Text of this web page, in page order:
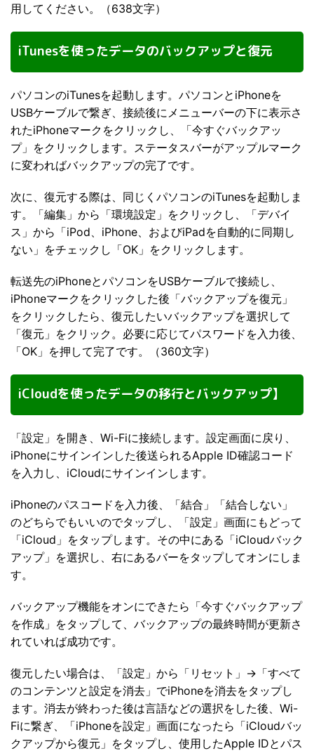
用してください。（638文字）
iTunesを使ったデータのバックアップと復元
パソコンのiTunesを起動します。パソコンとiPhoneを
USBケーブルで繋ぎ、接続後にメニューバーの下に表示さ
れたiPhoneマークをクリックし、「今すぐバックアッ
プ」をクリックします。ステータスバーがアップルマーク
に変わればバックアップの完了です。
次に、復元する際は、同じくパソコンのiTunesを起動しま
す。「編集」から「環境設定」をクリックし、「デバイ
ス」から「iPod、iPhone、およびiPadを自動的に同期し
ない」をチェックし「OK」をクリックします。
転送先のiPhoneとパソコンをUSBケーブルで接続し、
iPhoneマークをクリックした後「バックアップを復元」
をクリックしたら、復元したいバックアップを選択して
「復元」をクリック。必要に応じてパスワードを入力後、
「OK」を押して完了です。（360文字）
iCloudを使ったデータの移行とバックアップ】
「設定」を開き、Wi-Fiに接続します。設定画面に戻り、
iPhoneにサインインした後送られるApple ID確認コード
を入力し、iCloudにサインインします。
iPhoneのパスコードを入力後、「結合」「結合しない」
のどちらでもいいのでタップし、「設定」画面にもどって
「iCloud」をタップします。その中にある「iCloudバック
アップ」を選択し、右にあるバーをタップしてオンにしま
す。
バックアップ機能をオンにできたら「今すぐバックアップ
を作成」をタップして、バックアップの最終時間が更新さ
れていれば成功です。
復元したい場合は、「設定」から「リセット」→「すべて
のコンテンツと設定を消去」でiPhoneを消去をタップし
ます。消去が終わった後は言語などの選択をした後、Wi-
Fiに繋ぎ、「iPhoneを設定」画面になったら「iCloudバッ
クアップから復元」をタップし、使用したApple IDとパス